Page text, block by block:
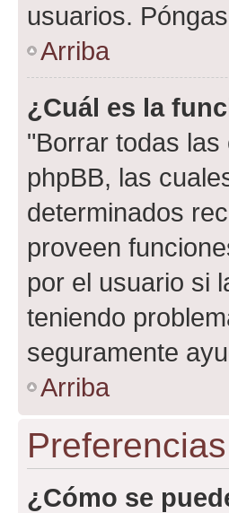
usuarios.
Arriba
¿Cuál es la
"Borrar todas
phpBB, las
determinados
proveen
por el usuario si
teniendo
seguramente
Arriba
¿Cómo se